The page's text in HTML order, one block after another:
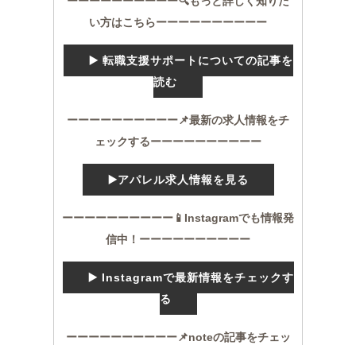
い方はこちらーーーーーーーーーー
▶️ 転職支援サポートについての記事を
読む
ーーーーーーーーーー📌最新の求人情報をチ
ェックするーーーーーーーーーー
▶️アパレル求人情報を見る
ーーーーーーーーーー📱Instagramでも情報発
信中！ーーーーーーーーーー
▶️ Instagramで最新情報をチェックす
る
ーーーーーーーーーー📌noteの記事をチェッ